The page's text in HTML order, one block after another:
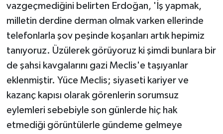
vazgeçmediğini belirten Erdoğan, 'İş yapmak,
milletin derdine derman olmak varken ellerinde
telefonlarla şov peşinde koşanları artık hepimiz
tanıyoruz. Üzülerek görüyoruz ki şimdi bunlara bir
de şahsi kavgalarını gazi Meclis'e taşıyanlar
eklenmiştir. Yüce Meclis; siyaseti kariyer ve
kazanç kapısı olarak görenlerin sorumsuz
eylemleri sebebiyle son günlerde hiç hak
etmediği görüntülerle gündeme gelmeye